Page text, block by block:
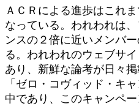
ＡＣＲによる進歩はこれ
なっている。われわれは
ンスの２倍に近いメンバ
る。われわれのウェブサ
あり、新鮮な論考が日々
「ゼロ・コヴィッド・キ
中であり、このキャンペ